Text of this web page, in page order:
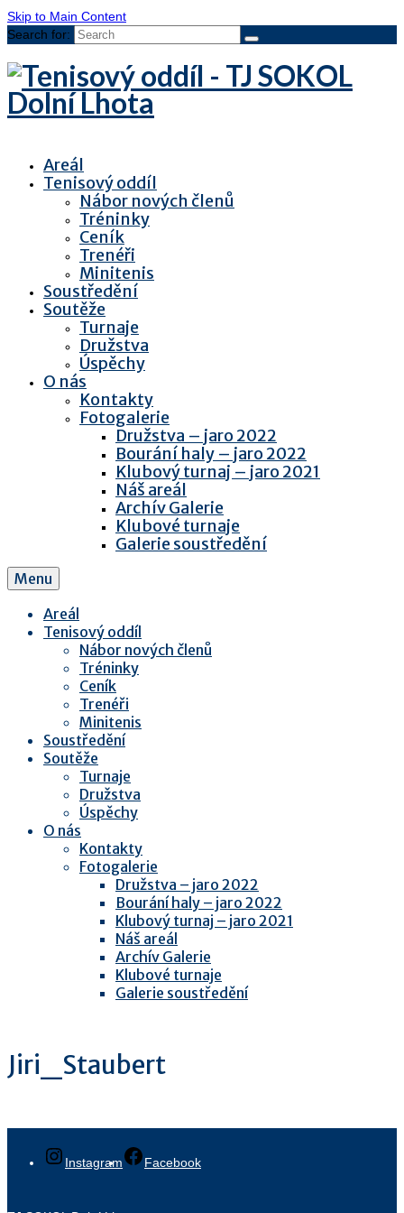
Skip to Main Content
Search for:
Areál
Tenisový oddíl
Nábor nových členů
Tréninky
Ceník
Trenéři
Minitenis
Soustředění
Soutěže
Turnaje
Družstva
Úspěchy
O nás
Kontakty
Fotogalerie
Družstva – jaro 2022
Bourání haly – jaro 2022
Klubový turnaj – jaro 2021
Náš areál
Archív Galerie
Klubové turnaje
Galerie soustředění
Menu
Areál
Tenisový oddíl
Nábor nových členů
Tréninky
Ceník
Trenéři
Minitenis
Soustředění
Soutěže
Turnaje
Družstva
Úspěchy
O nás
Kontakty
Fotogalerie
Družstva – jaro 2022
Bourání haly – jaro 2022
Klubový turnaj – jaro 2021
Náš areál
Archív Galerie
Klubové turnaje
Galerie soustředění
Jiri_Staubert
Instagram Facebook